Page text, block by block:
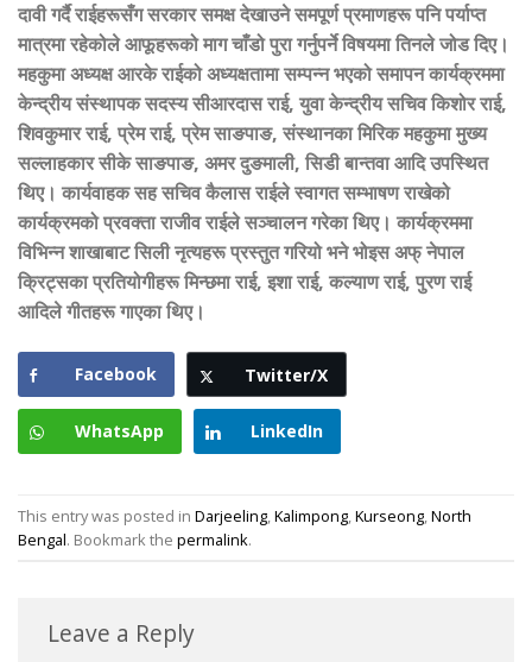
दावी गर्दै राईहरूसँग सरकार समक्ष देखाउने समपूर्ण प्रमाणहरू पनि पर्याप्त
मात्रमा रहेकोले आफूहरूको माग चाँडो पुरा गर्नुपर्ने विषयमा तिनले जोड दिए।
महकुमा अध्यक्ष आरके राईको अध्यक्षतामा सम्पन्न भएको समापन कार्यक्रममा
केन्द्रीय संस्थापक सदस्य सीआरदास राई, युवा केन्द्रीय सचिव किशोर राई,
शिवकुमार राई, प्रेम राई, प्रेम साङपाङ, संस्थानका मिरिक महकुमा मुख्य
सल्लाहकार सीके साङपाङ, अमर दुङमाली, सिडी बान्तवा आदि उपस्थित
थिए। कार्यवाहक सह सचिव कैलास राईले स्वागत सम्भाषण राखेको
कार्यक्रमको प्रवक्ता राजीव राईले सञ्चालन गरेका थिए। कार्यक्रममा
विभिन्न शाखाबाट सिली नृत्यहरू प्रस्तुत गरियो भने भोइस अफ् नेपाल
क्रिट्सका प्रतियोगीहरू मिन्छमा राई, इशा राई, कल्याण राई, पुरण राई
आदिले गीतहरू गाएका थिए।
Facebook Twitter/X
WhatsApp LinkedIn
This entry was posted in Darjeeling Kalimpong Kurseong North
Bengal. Bookmark the permalink.
Leave a Reply